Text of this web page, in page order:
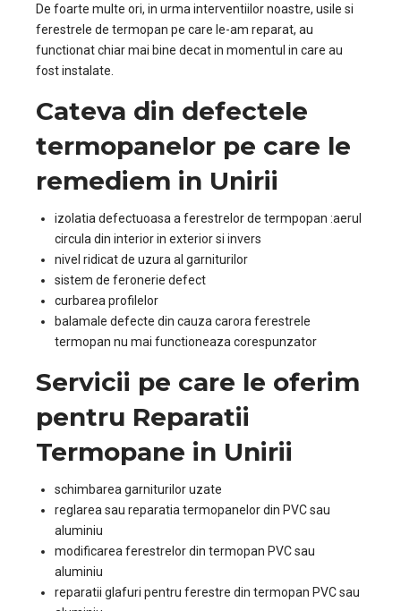
De foarte multe ori, in urma interventiilor noastre, usile si
ferestrele de termopan pe care le-am reparat, au
functionat chiar mai bine decat in momentul in care au
fost instalate.
Cateva din defectele
termopanelor pe care le
remediem in Unirii
izolatia defectuoasa a ferestrelor de termpopan :aerul
circula din interior in exterior si invers
nivel ridicat de uzura al garniturilor
sistem de feronerie defect
curbarea profilelor
balamale defecte din cauza carora ferestrele
termopan nu mai functioneaza corespunzator
Servicii pe care le oferim
pentru Reparatii
Termopane in Unirii
schimbarea garniturilor uzate
reglarea sau reparatia termopanelor din PVC sau
aluminiu
modificarea ferestrelor din termopan PVC sau
aluminiu
reparatii glafuri pentru ferestre din termopan PVC sau